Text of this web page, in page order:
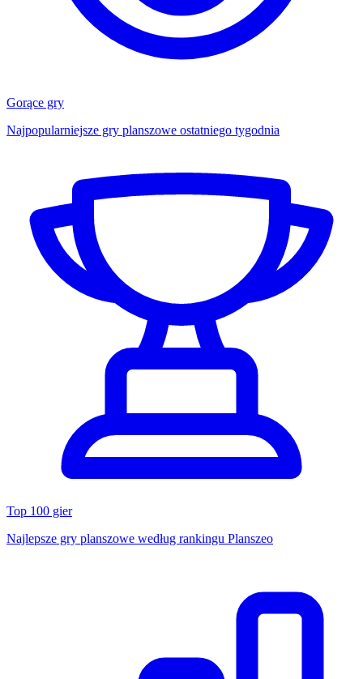
Gorące gry
Najpopularniejsze gry planszowe ostatniego tygodnia
Top 100 gier
Najlepsze gry planszowe według rankingu Planszeo